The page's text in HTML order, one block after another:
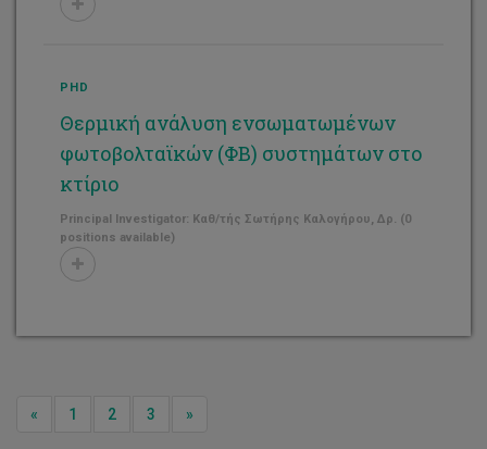
PHD
Θερμική ανάλυση ενσωματωμένων
φωτοβολταϊκών (ΦΒ) συστημάτων στο
κτίριο
Principal Investigator: Καθ/τής Σωτήρης Καλογήρου, Δρ. (0
positions available)
« Previous
1 2 3 »